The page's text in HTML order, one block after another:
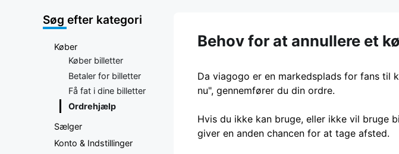
Søg efter kategori
Køber
Køber billetter
Betaler for billetter
Få fat i dine billetter
Ordrehjælp
Sælger
Konto & Indstillinger
Behov for at annullere et
Da viagogo er en markedsplads for fans til
nu", gennemfører du din ordre.
Hvis du ikke kan bruge, eller ikke vil bruge
giver en anden chancen for at tage afsted.